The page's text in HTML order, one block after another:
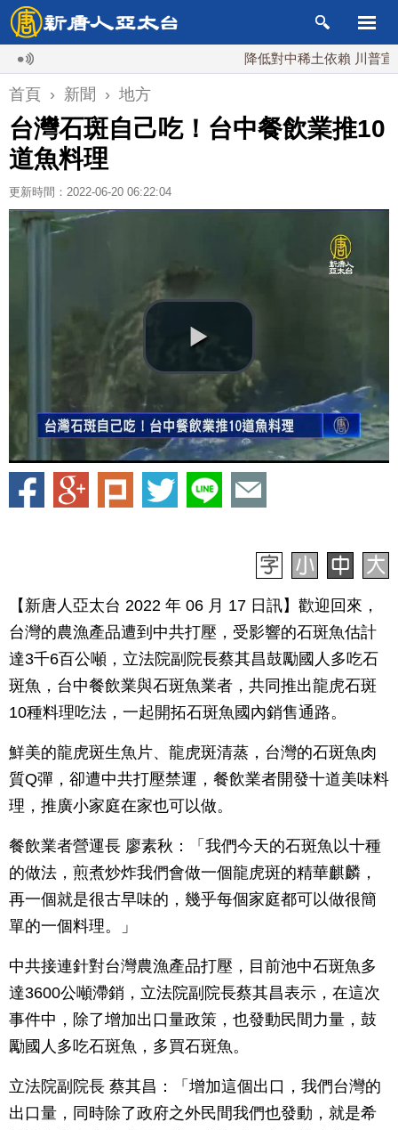
降低對中稀土依賴 川普宣布礦
首頁 › 新聞 › 地方
台灣石斑自己吃！台中餐飲業推10
道魚料理
更新時間：2022-06-20 06:22:04
【新唐人亞太台 2022 年 06 月 17 日訊】歡迎回來，
台灣的農漁產品遭到中共打壓，受影響的石斑魚估計
達3千6百公噸，立法院副院長蔡其昌鼓勵國人多吃石
斑魚，台中餐飲業與石斑魚業者，共同推出龍虎石斑
10種料理吃法，一起開拓石斑魚國內銷售通路。
鮮美的龍虎斑生魚片、龍虎斑清蒸，台灣的石斑魚肉
質Q彈，卻遭中共打壓禁運，餐飲業者開發十道美味料
理，推廣小家庭在家也可以做。
餐飲業者營運長 廖素秋：「我們今天的石斑魚以十種
的做法，煎煮炒炸我們會做一個龍虎斑的精華麒麟，
再一個就是很古早味的，幾乎每個家庭都可以做很簡
單的一個料理。」
中共接連針對台灣農漁產品打壓，目前池中石斑魚多
達3600公噸滯銷，立法院副院長蔡其昌表示，在這次
事件中，除了增加出口量政策，也發動民間力量，鼓
勵國人多吃石斑魚，多買石斑魚。
立法院副院長 蔡其昌：「增加這個出口，我們台灣的
出口量，同時除了政府之外民間我們也發動，就是希